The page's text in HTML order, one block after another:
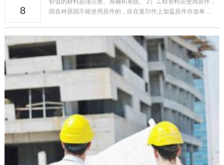
8
因各种原因不能使用原件的，应在复印件上加盖原件存放单 ...